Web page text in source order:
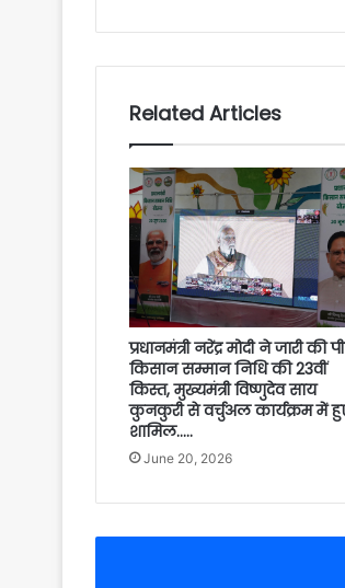
Related Articles
प्रधानमंत्री नरेंद्र मोदी ने जारी की
किसान सम्मान निधि की 23वीं
किस्त, मुख्यमंत्री विष्णुदेव साय
कुनकुरी से वर्चुअल कार्यक्रम में
शामिल…..
June 20, 2026